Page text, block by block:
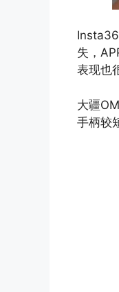
失，
表现也
大疆
手柄较